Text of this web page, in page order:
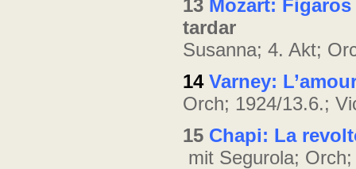
13 Mozart:
tardar
Susanna; 4. Akt;
14 Varney:
Orch; 1924/13.6.;
15 Chapi: La
mit Segurola;